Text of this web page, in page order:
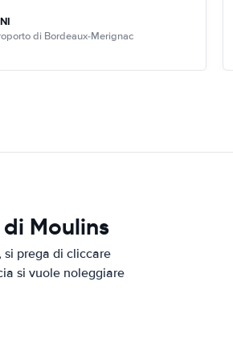
di Bordeaux-Merignac
Moulins
si prega di cliccare
si vuole noleggiare